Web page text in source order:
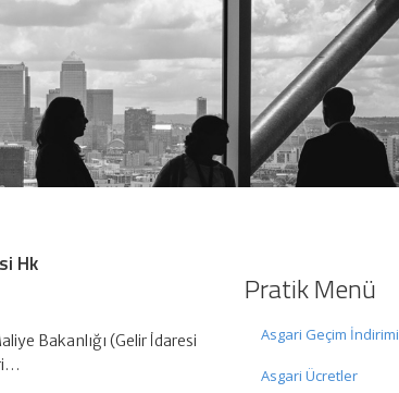
Hk
Bakanlığı (Gelir İdaresi
Pratik Menü
Asgari Geçim İndirimi
Asgari Ücretler